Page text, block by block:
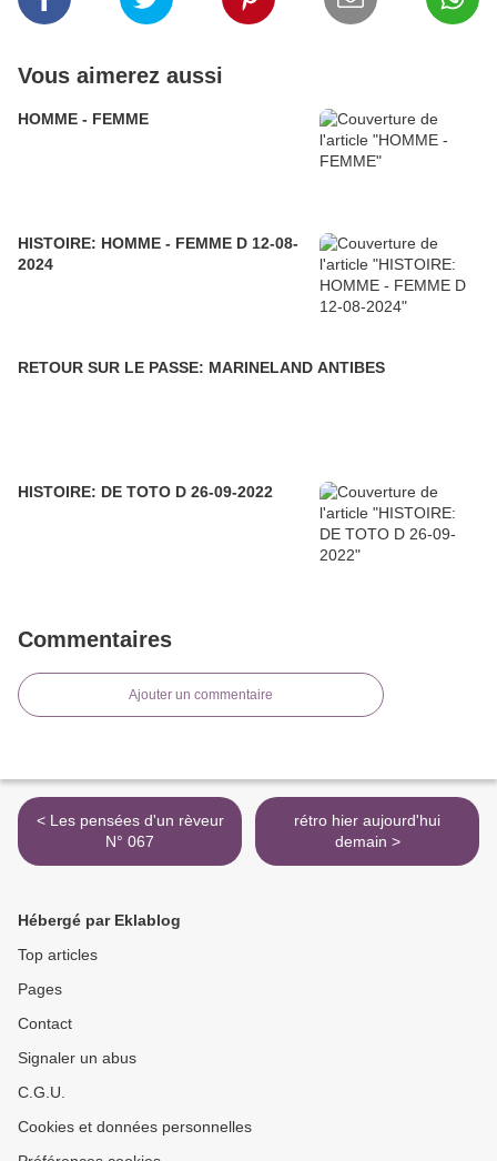
Vous aimerez aussi
HOMME - FEMME
HISTOIRE: HOMME - FEMME D 12-08-
2024
RETOUR SUR LE PASSE: MARINELAND ANTIBES
HISTOIRE: DE TOTO D 26-09-2022
Commentaires
Ajouter un commentaire
< Les pensées d'un rèveur
N° 067
rétro hier aujourd'hui
demain >
Hébergé par Eklablog
Top articles
Pages
Contact
Signaler un abus
C.G.U.
Cookies et données personnelles